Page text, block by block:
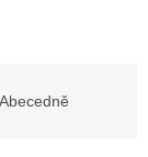
Abecedně